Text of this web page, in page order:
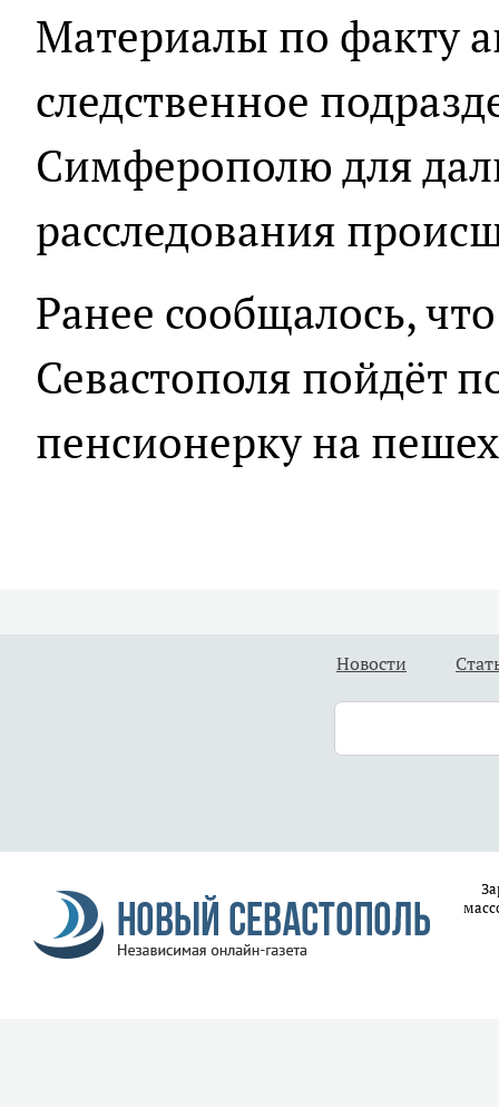
Материалы по факту
следственное
Симферополю для
расследования
Ранее сообщалось,
Севастополя пойдёт
пенсионерку на
Новости